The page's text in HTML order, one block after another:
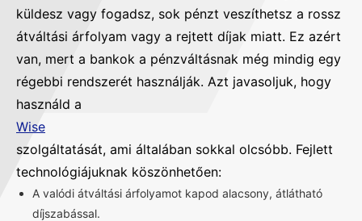
küldesz vagy fogadsz, sok pénzt veszíthetsz a rossz
átváltási árfolyam vagy a rejtett díjak miatt. Ez azért
van, mert a bankok a pénzváltásnak még mindig egy
régebbi rendszerét használják. Azt javasoljuk, hogy
használd a
Wise
szolgáltatását, ami általában sokkal olcsóbb. Fejlett
technológiájuknak köszönhetően:
A valódi átváltási árfolyamot kapod alacsony, átlátható
díjszabással.